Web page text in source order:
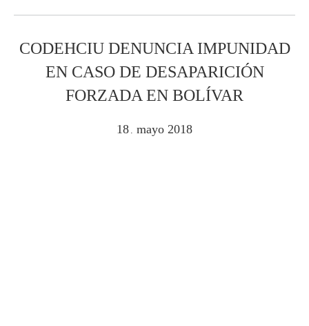
CODEHCIU DENUNCIA IMPUNIDAD
EN CASO DE DESAPARICIÓN
FORZADA EN BOLÍVAR
18 mayo 2018